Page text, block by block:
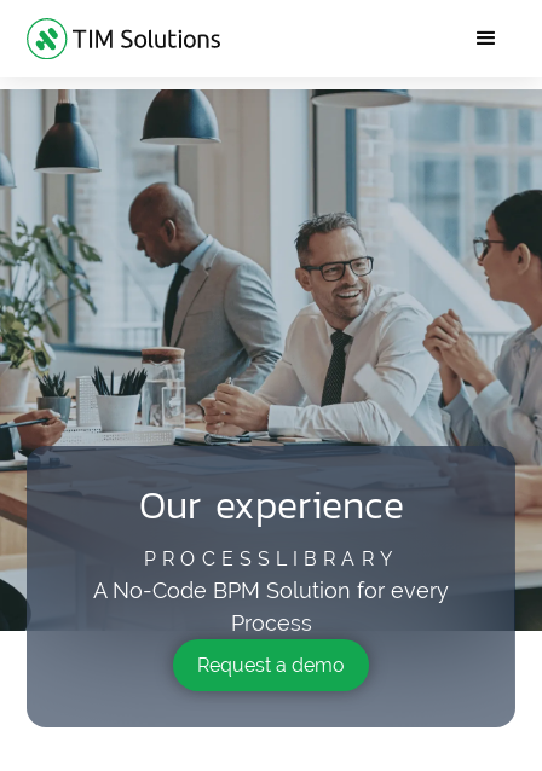
Our experience
PROCESSLIBRARY
A No-Code BPM Solution for every
Process
Request a demo